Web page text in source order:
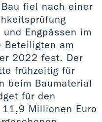
fiel nach einer
Engpässen im
Beteiligten am
2022 fest. Der
frühzeitig für
beim Baumaterial
für den
Millionen Euro